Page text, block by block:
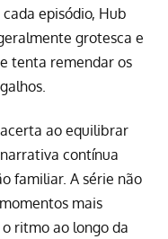
episódio, Hub
grotesca e
tenta remendar os
ao equilibrar
contínua
familiar. A série não
mais
ritmo ao longo da